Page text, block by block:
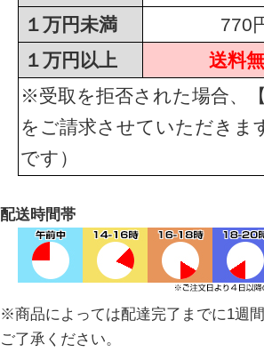
１万円未満
770
１万円以上
送料
※受取を拒否された場合、
をご請求させていただきま
です）
配送時間帯
※商品によっては配達完了までに1週
ご了承ください。